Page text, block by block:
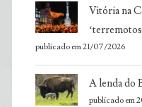
Vitória na
publicado em 21/07/2026
A lenda do
publicado em